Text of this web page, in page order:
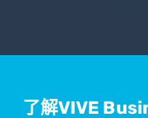
了解VIVE